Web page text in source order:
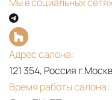
Адрес салона:
121 354, Россия
Время работы салона: